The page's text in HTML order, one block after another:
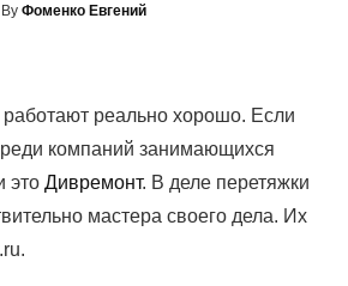
By Фоменко Евгений
работают реально хорошо. Если
компаний занимающихся
это Дивремонт. В деле перетяжки
мастера своего дела. Их